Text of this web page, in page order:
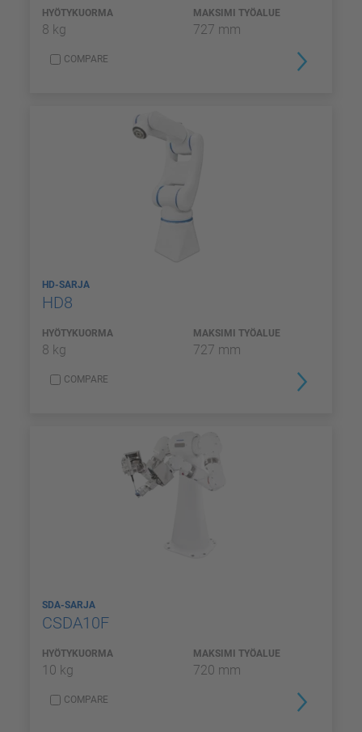
HYÖTYKUORMA
8 kg
MAKSIMI TYÖALUE
727 mm
COMPARE
HD-SARJA
HD8
HYÖTYKUORMA
8 kg
MAKSIMI TYÖALUE
727 mm
COMPARE
SDA-SARJA
CSDA10F
HYÖTYKUORMA
10 kg
MAKSIMI TYÖALUE
720 mm
COMPARE